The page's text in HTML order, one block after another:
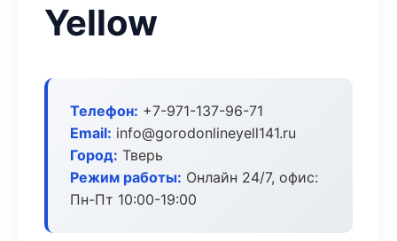
Yellow
Телефон: +7-971-137-96-71
Email: info@gorodonlineyell141.ru
Город: Тверь
Режим работы: Онлайн 24/7, офис:
Пн-Пт 10:00-19:00